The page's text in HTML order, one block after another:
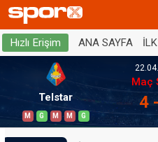
Hızlı Erişim ANA SAYFA
Telstar
M G M M G
Maç
4